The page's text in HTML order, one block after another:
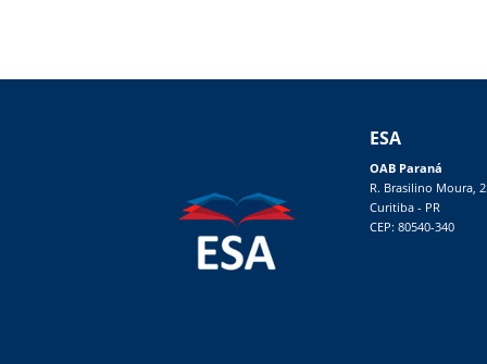
ESA
OAB Paraná
R. Brasilino Moura,
Curitiba - PR
CEP: 80540-340